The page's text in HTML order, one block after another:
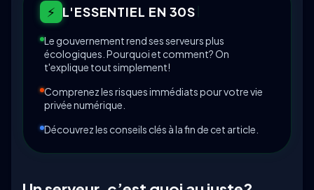
⚡ L'ESSENTIEL EN 30S
Le gouvernement rend ses serveurs plus
écologiques. Pourquoi et comment? On
t'explique tout simplement!
Comprenez les risques immédiats pour votre vie
privée numérique.
Découvrez les conseils clés à la fin de cet article.